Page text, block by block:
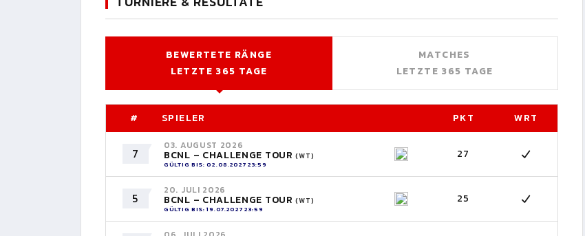
BEWERTETE RÄNGE
LETZTE 365 TAGE
MATCHES
LETZTE 365 TAGE
# SPIELER PKT WRT
7
03. AUGUST 2026
BCNL – CHALLENGE TOUR(WT)
GÜLTIG BIS: 02.08.2027 23:59
27
5
20. JULI 2026
BCNL – CHALLENGE TOUR(WT)
GÜLTIG BIS: 19.07.2027 23:59
25